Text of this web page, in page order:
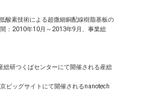
酸素技術による超微細銅配線樹脂基板の
：2010年10月～2013年9月、事業総
つくばセンターにて開催される産総
グサイトにて開催されるnanotech